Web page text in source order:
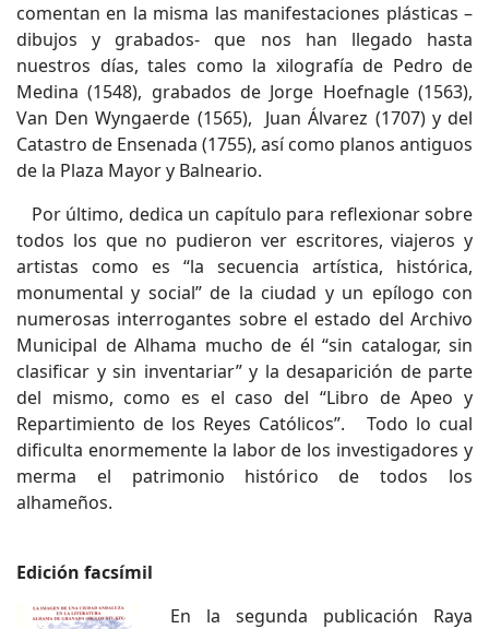
comentan en la misma las manifestaciones plásticas –
dibujos y grabados- que nos han llegado hasta
nuestros días, tales como la xilografía de Pedro de
Medina (1548), grabados de Jorge Hoefnagle (1563),
Van Den Wyngaerde (1565), Juan Álvarez (1707) y del
Catastro de Ensenada (1755), así como planos antiguos
de la Plaza Mayor y Balneario.
Por último, dedica un capítulo para reflexionar sobre
todos los que no pudieron ver escritores, viajeros y
artistas como es “la secuencia artística, histórica,
monumental y social” de la ciudad y un epílogo con
numerosas interrogantes sobre el estado del Archivo
Municipal de Alhama mucho de él “sin catalogar, sin
clasificar y sin inventariar” y la desaparición de parte
del mismo, como es el caso del “Libro de Apeo y
Repartimiento de los Reyes Católicos”. Todo lo cual
dificulta enormemente la labor de los investigadores y
merma el patrimonio histórico de todos los
alhameños.
Edición facsímil
En la segunda publicación Raya